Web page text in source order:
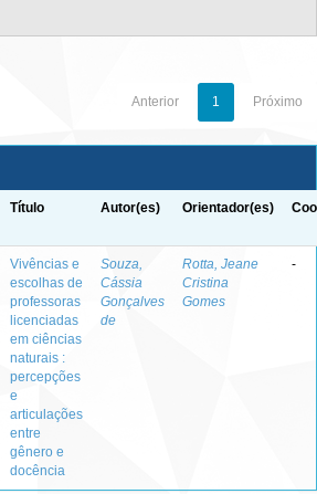
Anterior 1 Próximo
Título Autor(es) Orientador(es)
Vivências e
escolhas de
professoras
licenciadas
em ciências
naturais :
percepções
e
articulações
entre
gênero e
docência
Souza,
Cássia
Gonçalves
de
Rotta, Jeane
Cristina
Gomes
-